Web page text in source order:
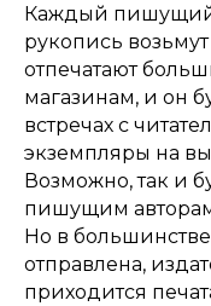
Каждый пишущий
рукопись
отпечатают
магазинам, и он
встречах с
экземпляры на
Возможно, так и
пишущим
Но в
отправлена,
приходится